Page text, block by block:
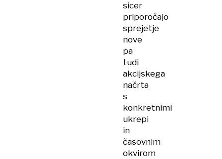
sicer
priporočajo
sprejetje
nove
pa
tudi
akcijskega
načrta
s
konkretnimi
ukrepi
in
časovnim
okvirom